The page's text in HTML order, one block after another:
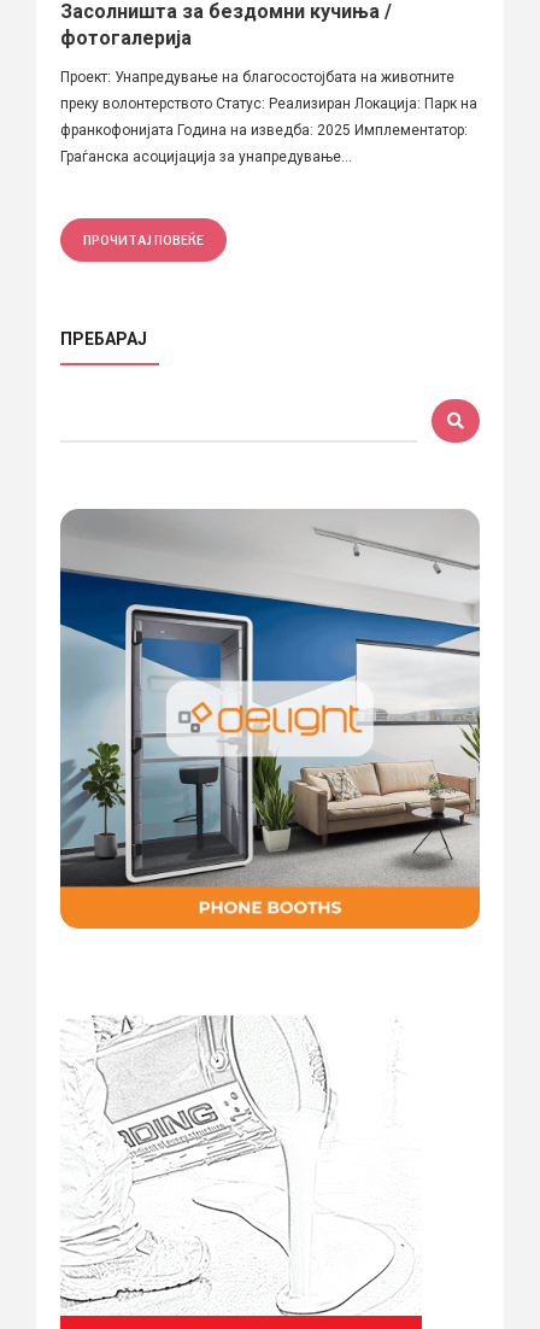
Засолништа за бездомни кучиња /
фотогалерија
Проект: Унапредување на благосостојбата на животните
преку волонтерството Статус: Реализиран Локација: Парк на
франкофонијата Година на изведба: 2025 Имплементатор:
Граѓанска асоцијација за унапредување...
ПРОЧИТАЈ ПОВЕЌЕ
ПРЕБАРАЈ